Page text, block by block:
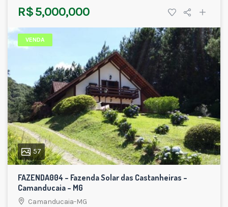
R$ 5,000,000
VENDA
57
FAZENDA004 – Fazenda Solar das Castanheiras –
Camanducaia – MG
Camanducaia-MG